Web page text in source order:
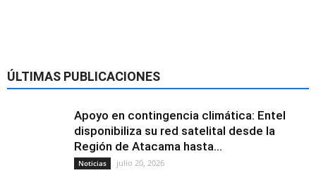
ÚLTIMAS PUBLICACIONES
Apoyo en contingencia climática: Entel
disponibiliza su red satelital desde la
Región de Atacama hasta...
Noticias julio 20, 2026